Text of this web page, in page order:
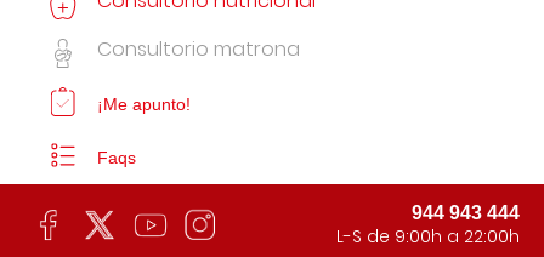
Consultorio matrona
¡Me apunto!
Faqs
944 943 444
L-S de 9:00h a 22:00h